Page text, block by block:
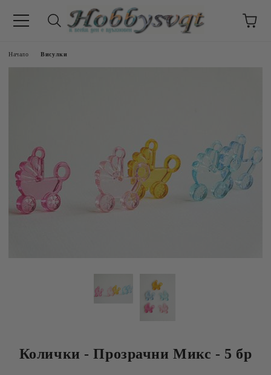
Начало Висулки
Колички - Прозрачни Микс - 5 бр